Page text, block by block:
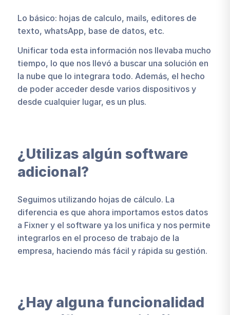
Lo básico: hojas de calculo, mails, editores de
texto, whatsApp, base de datos, etc.
Unificar toda esta información nos llevaba mucho
tiempo, lo que nos llevó a buscar una solución en
la nube que lo integrara todo. Además, el hecho
de poder acceder desde varios dispositivos y
desde cualquier lugar, es un plus.
¿Utilizas algún software
adicional?
Seguimos utilizando hojas de cálculo. La
diferencia es que ahora importamos estos datos
a Fixner y el software ya los unifica y nos permite
integrarlos en el proceso de trabajo de la
empresa, haciendo más fácil y rápida su gestión.
¿Hay alguna funcionalidad